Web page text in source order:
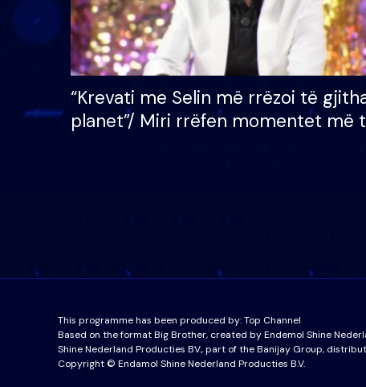
“Krevati me Selin më rrëzoi të
planet”/ Miri rrëfen momentet më
mungojë zilja e mëngjesit kur…
This programme has been produced by:Top Channel
Based on the format Big Brother, created by Endemol Shine
Shine Nederland Producties BV., part of the Banijay Group,
Copyright © Endamol Shine Nederland Producties B.V.